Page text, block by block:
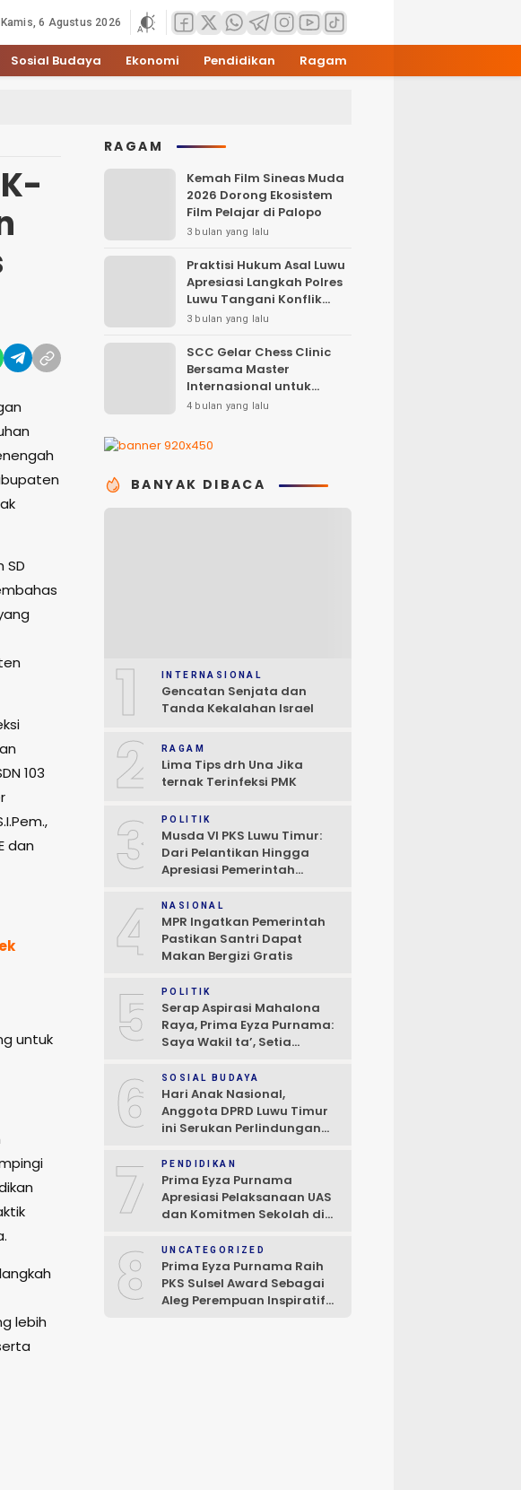
Kamis, 6 Agustus 2026
Sosial Budaya Ekonomi Pendidikan Ragam
SD
103
dan
untuk
lebih
RAGAM
Kemah Film Sineas Muda
2026 Dorong Ekosistem
Film Pelajar di Palopo
3 bulan yang lalu
Praktisi Hukum Asal Luwu
Apresiasi Langkah Polres
Luwu Tangani Konflik
Sosial
3 bulan yang lalu
SCC Gelar Chess Clinic
Bersama Master
Internasional untuk
Pelajar Luwu Timur
4 bulan yang lalu
BANYAK DIBACA
1 INTERNASIONAL
Gencatan Senjata dan
Tanda Kekalahan Israel
2 RAGAM
Lima Tips drh Una Jika
ternak Terinfeksi PMK
3 POLITIK
Musda VI PKS Luwu Timur:
Dari Pelantikan Hingga
Apresiasi Pemerintah
4 NASIONAL
MPR Ingatkan Pemerintah
Pastikan Santri Dapat
Makan Bergizi Gratis
5 POLITIK
Serap Aspirasi Mahalona
Raya, Prima Eyza Purnama:
Saya Wakil ta’, Setia
6 SOSIAL BUDAYA
Hari Anak Nasional,
Anggota DPRD Luwu Timur
ini Serukan Perlindungan
7 PENDIDIKAN
Prima Eyza Purnama
Apresiasi Pelaksanaan UAS
dan Komitmen Sekolah di
8 UNCATEGORIZED
Prima Eyza Purnama Raih
PKS Sulsel Award Sebagai
Aleg Perempuan Inspiratif